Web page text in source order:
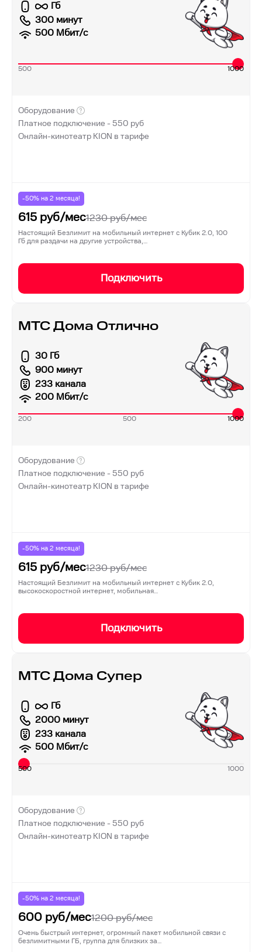
Гб
300 минут
500 Мбит/с
500 1000
Оборудование
Платное подключение -550 руб
Онлайн-кинотеатр KION в тарифе
-50% на 2 месяца!
615 руб/мес1230руб/мес
Настоящий Безлимит на мобильный интернет с Кубик 2.0, 100
Гб для раздачи на другие устройства,…
Подключить
МТС Дома Отлично
30 Гб
900 минут
233 канала
200 Мбит/с
200 500 1000
Оборудование
Платное подключение -550 руб
Онлайн-кинотеатр KION в тарифе
-50% на 2 месяца!
615 руб/мес1230руб/мес
Настоящий Безлимит на мобильный интернет с Кубик 2.0,
высокоскоростной интернет, мобильная…
Подключить
МТС Дома Супер
Гб
2000 минут
233 канала
500 Мбит/с
500 1000
Оборудование
Платное подключение -550 руб
Онлайн-кинотеатр KION в тарифе
-50% на 2 месяца!
600 руб/мес1200руб/мес
Очень быстрый интернет, огромный пакет мобильной связи с
безлимитными ГБ, группа для близких за…